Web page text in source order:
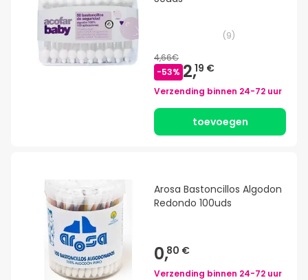
(9)
4,66€
-53% 2,19 €
Verzending binnen 24-72 uur
toevoegen
Arosa Bastoncillos Algodon
Redondo 100uds
0,80 €
Verzending binnen 24-72 uur